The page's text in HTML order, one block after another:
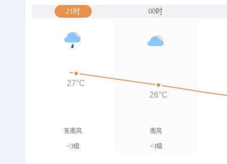
21时 00时
东南风
<3级
南风
<3级
27°C
26°C